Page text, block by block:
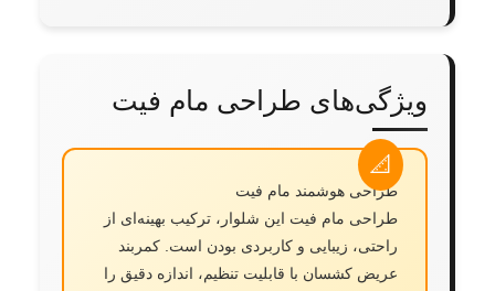
ویژگی‌های طراحی مام فیت
طراحی هوشمند مام فیت
طراحی مام فیت این شلوار، ترکیب بهینه‌ای از
راحتی، زیبایی و کاربردی بودن است. کمربند
عریض کشسان با قابلیت تنظیم، اندازه دقیق را